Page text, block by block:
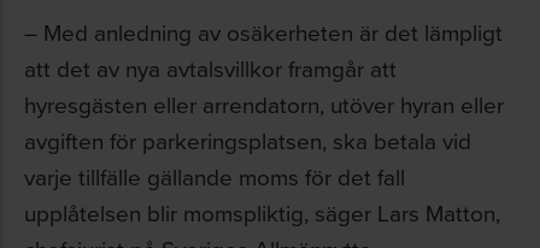
– Med anledning av osäkerheten är det lämpligt
att det av nya avtalsvillkor framgår att
hyresgästen eller arrendatorn, utöver hyran eller
avgiften för parkeringsplatsen, ska betala vid
varje tillfälle gällande moms för det fall
upplåtelsen blir momspliktig, säger Lars Matton,